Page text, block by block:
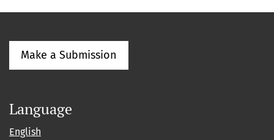
Make a Submission
Language
English